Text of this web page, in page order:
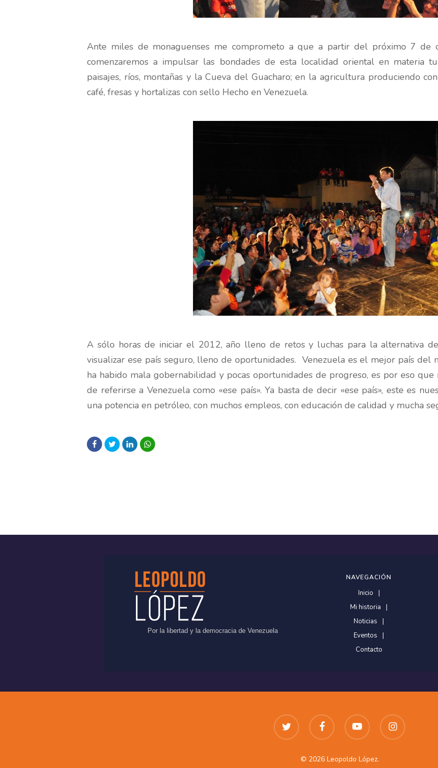
Ante miles de monaguenses me comprometo a que a partir del próximo 7 de
comenzaremos a impulsar las bondades de esta localidad oriental en materia
paisajes, ríos, montañas y la Cueva del Guacharo; en la agricultura produciendo
café, fresas y hortalizas con sello Hecho en Venezuela.
A sólo horas de iniciar el 2012, año lleno de retos y luchas para la alternativa
visualizar ese país seguro, lleno de oportunidades. Venezuela es el mejor país del
ha habido mala gobernabilidad y pocas oportunidades de progreso, es por eso
de referirse a Venezuela como «ese país». Ya basta de decir «ese país», este es
una potencia en petróleo, con muchos empleos, con educación de calidad y mucha
Por la libertad y la democracia de Venezuela
NAVEGACIÓN
Inicio
Mi historia
Noticias
Eventos
Contacto
twitter facebook youtube instagram
© 2026 Leopoldo López.